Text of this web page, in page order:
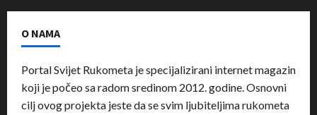
O NAMA
Portal Svijet Rukometa je specijalizirani internet magazin
koji je počeo sa radom sredinom 2012. godine. Osnovni
cilj ovog projekta jeste da se svim ljubiteljima rukometa